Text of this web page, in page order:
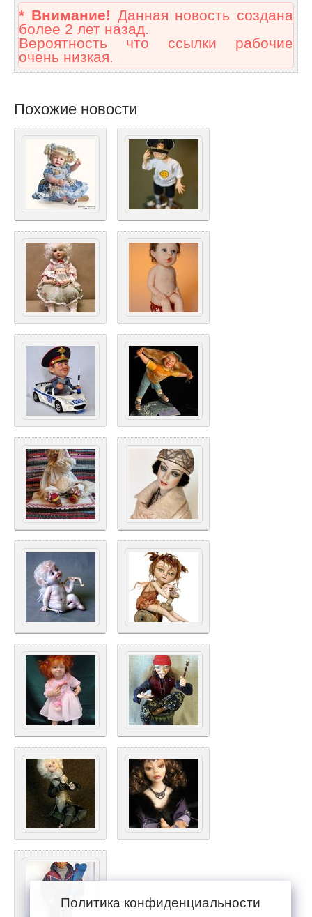
* Внимание! Данная новость создана
более 2 лет назад.
Вероятность что ссылки рабочие
очень низкая.
Похожие новости
Политика конфиденциальности